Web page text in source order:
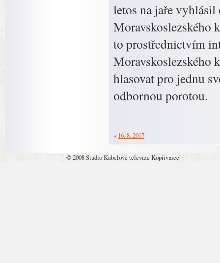
letos na jaře
Moravskoslezského
to prostřednictvím
Moravskoslezského
hlasovat pro jednu
odbornou porotou.
« 16. 8. 2017
© 2008 Studio Kabelové televize Kopřivnice